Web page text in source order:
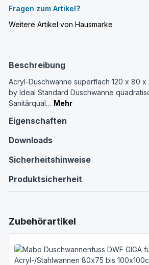
Fragen zum Artikel?
Weitere Artikel von Hausmarke
Beschreibung
Acryl-Duschwanne superflach 120 x 80 x
by Ideal Standard Duschwanne
Sanitärqual… Mehr
Eigenschaften
Downloads
Sicherheitshinweise
Produktsicherheit
Produktgalerie überspringen
Zubehörartikel